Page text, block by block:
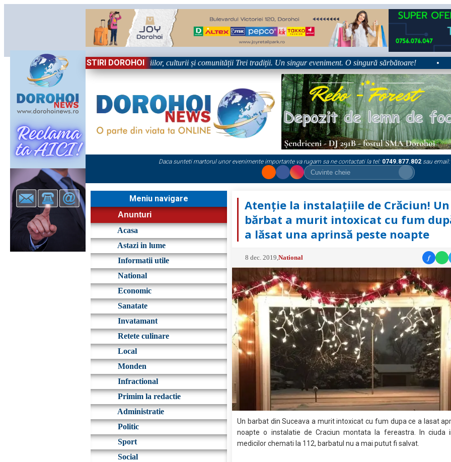
STIRI DOROHOI
Sărbătoare!” – trei zile dedicate tradițiilor, culturii și comunității Trei tradiții. Un singur eveniment. O singură sărbătoare! •
Daca sunteti martorul unor evenimente importante va rugam sa ne contactati la tel: 0749.877.802 sau email:
Meniu navigare
Anunturi
Acasa
Astazi in lume
Informatii utile
National
Economic
Sanatate
Invatamant
Retete culinare
Local
Monden
Infractional
Primim la redactie
Administratie
Politic
Sport
Social
Atenție la instalațiile de Crăciun! Un
bărbat a murit intoxicat cu fum
a lăsat una aprinsă peste noapte
8 dec. 2019 ,National f
Un barbat din Suceava a murit intoxicat cu fum dupa ce a lasat
noapte o instalatie de Craciun montata la fereastra. In ciuda
medicilor chemati la 112, barbatul nu a mai putut fi salvat.